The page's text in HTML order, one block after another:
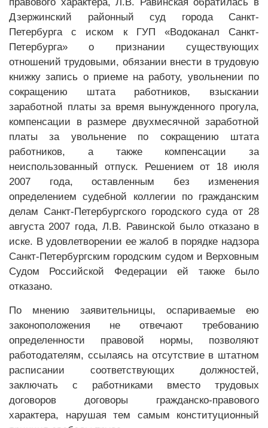
Дзержинский районный суд города Санкт-
Петербурга с иском к ГУП «Водоканал Санкт-
Петербурга» о признании существующих
отношений трудовыми, обязании внести в трудовую
книжку запись о приеме на работу, увольнении по
сокращению штата работников, взыскании
заработной платы за время вынужденного прогула,
компенсации в размере двухмесячной заработной
платы за увольнение по сокращению штата
работников, а также компенсации за
неиспользованный отпуск. Решением от 18 июля
2007 года, оставленным без изменения
определением судебной коллегии по гражданским
делам Санкт-Петербургского городского суда от 28
августа 2007 года, Л.В. Равинской было отказано в
иске. В удовлетворении ее жалоб в порядке надзора
Санкт-Петербургским городским судом и Верховным
Судом Российской Федерации ей также было
отказано.
По мнению заявительницы, оспариваемые ею
законоположения не отвечают требованию
определенности правовой нормы, позволяют
работодателям, ссылаясь на отсутствие в штатном
расписании соответствующих должностей,
заключать с работниками вместо трудовых
договоров договоры гражданско-правового
характера, нарушая тем самым конституционный